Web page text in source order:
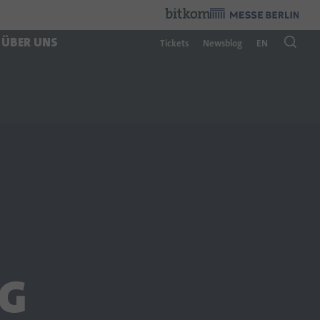
Veranstalter:
ÜBER UNS Tickets Newsblog EN